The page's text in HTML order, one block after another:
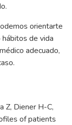
orientarte
de vida
adecuado,
Z, Diener H-C,
of patients